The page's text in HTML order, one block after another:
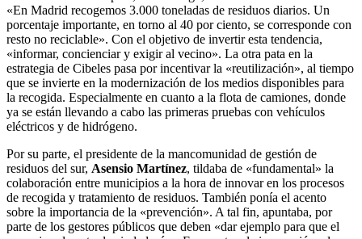
«En Madrid recogemos 3.000 toneladas de residuos diarios. Un
porcentaje importante, en torno al 40 por ciento, se corresponde con
resto no reciclable». Con el objetivo de invertir esta tendencia,
«informar, concienciar y exigir al vecino». La otra pata en la
estrategia de Cibeles pasa por incentivar la «reutilización», al tiempo
que se invierte en la modernización de los medios disponibles para
la recogida. Especialmente en cuanto a la flota de camiones, donde
ya se están llevando a cabo las primeras pruebas con vehículos
eléctricos y de hidrógeno.
Por su parte, el presidente de la mancomunidad de gestión de
residuos del sur, Asensio Martínez, tildaba de «fundamental» la
colaboración entre municipios a la hora de innovar en los procesos
de recogida y tratamiento de residuos. También ponía el acento
sobre la importancia de la «prevención». A tal fin, apuntaba, por
parte de los gestores públicos que deben «dar ejemplo para que el